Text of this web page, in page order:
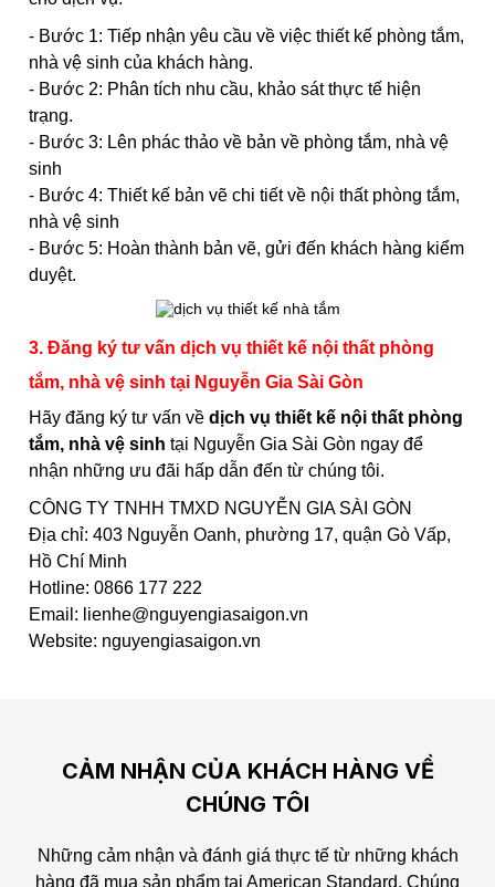
- Bước 1: Tiếp nhận yêu cầu về việc thiết kế phòng tắm,
nhà vệ sinh của khách hàng.
- Bước 2: Phân tích nhu cầu, khảo sát thực tế hiện
trạng.
- Bước 3: Lên phác thảo về bản về phòng tắm, nhà vệ
sinh
- Bước 4: Thiết kế bản vẽ chi tiết về nội thất phòng tắm,
nhà vệ sinh
- Bước 5: Hoàn thành bản vẽ, gửi đến khách hàng kiểm
duyệt.
3. Đăng ký tư vấn dịch vụ thiết kế nội thất phòng
tắm, nhà vệ sinh tại Nguyễn Gia Sài Gòn
Hãy đăng ký tư vấn về dịch vụ thiết kế nội thất phòng
tắm, nhà vệ sinh tại Nguyễn Gia Sài Gòn ngay để
nhận những ưu đãi hấp dẫn đến từ chúng tôi.
CÔNG TY TNHH TMXD NGUYỄN GIA SÀI GÒN
Địa chỉ: 403 Nguyễn Oanh, phường 17, quận Gò Vấp,
Hồ Chí Minh
Hotline: 0866 177 222
Email: lienhe@nguyengiasaigon.vn
Website: nguyengiasaigon.vn
CẢM NHẬN CỦA KHÁCH HÀNG VỀ
CHÚNG TÔI
Những cảm nhận và đánh giá thực tế từ những khách
hàng đã mua sản phẩm tại American Standard. Chúng